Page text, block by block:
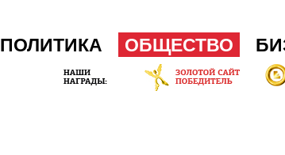
ПОЛИТИКА ОБЩЕСТВО